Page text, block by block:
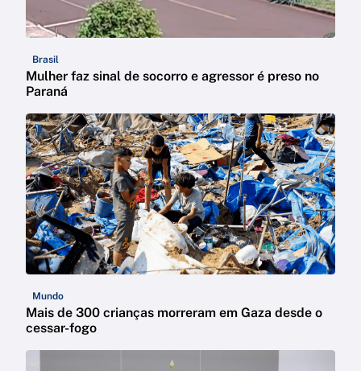
Brasil
Mulher faz sinal de socorro e agressor é preso no
Paraná
Mundo
Mais de 300 crianças morreram em Gaza desde o
cessar-fogo